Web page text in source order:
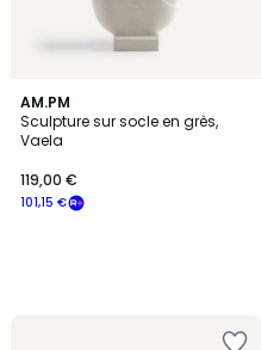
AM.PM
Sculpture sur socle en grès,
Vaela
101,15 €
119,00 €